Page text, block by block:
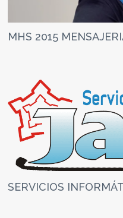
MHS 2015
SERVICIOS